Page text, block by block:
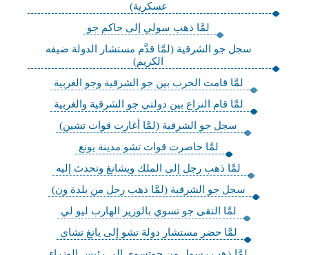
عسكرية)
لمَّا ذهب سولي إلى حاكم جو
سجل جو الشرقية (لمَّا قدَّم مستشار الدولة ضيفه
الكريم)
لمَّا قامت الحرب بين جو الشرقية وجو الغربية
لمَّا قام النزاع بين دولتي جو الشرقية والغربية
سجل جو الشرقية (لمَّا أغارت قوات تشين)
لمَّا حاصرت قوات تشو مدينة يونغ
لمَّا ذهب رجل إلى الملك ويشانغ وتحدث إليه
سجل جو الشرقية (لمَّا ذهب رجل من بلدة ون)
لمَّا التقى جو تسوي بالوزير الهارب ليو لي
لمَّا حضر مستشار دولة تشو إلى يانغ تشاي